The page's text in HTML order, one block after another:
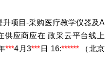
项目-采购医疗教学仪器及A
供应商应在政采云平台线上
***4月3*** 日 16:******
（北京